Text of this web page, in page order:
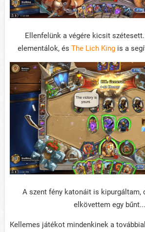
Ellenfelünk a végére kicsit
elementálok, és The Lich Kingis a
A szent fény katonáit is kipurgáltam,
elkövettem egy bűnt...
Kellemes játékot mindenkinek a